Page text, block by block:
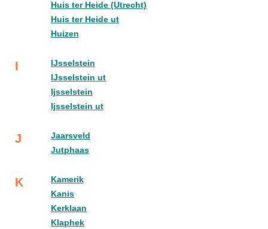
Huis ter Heide (Utrecht)
Huis ter Heide ut
Huizen
I
IJsselstein
IJsselstein ut
Ijsselstein
Ijsselstein ut
J
Jaarsveld
Jutphaas
K
Kamerik
Kanis
Kerklaan
Klaphek